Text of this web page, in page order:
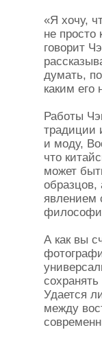
«Я хочу,
не
говорит
думать,
каким его
Работы
традиции
и моду,
что
может
образцов,
явлением
А как вы
Удается
между